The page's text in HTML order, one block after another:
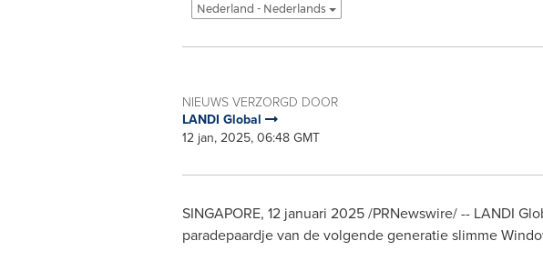
Nederland - Nederlands
NIEUWS VERZORGD DOOR
LANDI Global
12 jan, 2025, 06:48 GMT
SINGAPORE, 12 januari 2025/PRNewswire/ -- LANDI
paradepaardje van de volgende generatie slimme